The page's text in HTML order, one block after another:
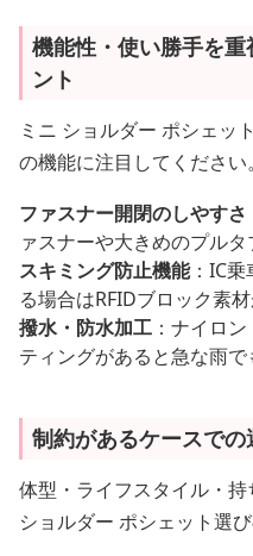
機能性・使い勝手を
ント
ミニ ショルダー ポシェッ
の機能に注目してください。
ファスナー開閉のしやすさ
ァスナーや大きめのプル
スキミング防止機能：IC乗
る場合はRFIDブロック素
撥水・防水加工 ：ナイロ
ティングがあると急な雨で
制約があるケースでの
体型・ライフスタイル・
ショルダー ポシェット選び